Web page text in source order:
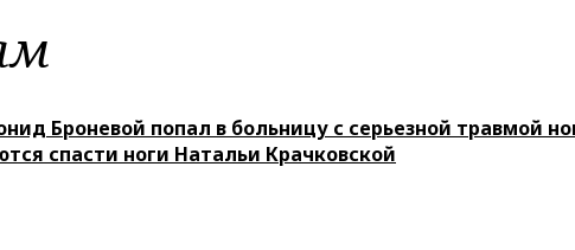
Броневой попал в больницу с серьезной травмой
спасти ноги Натальи Крачковской